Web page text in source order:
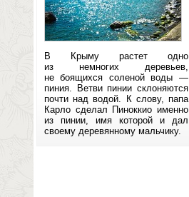
В Крыму растет одно
из немногих деревьев,
не боящихся соленой воды —
пиния. Ветви пинии склоняются
почти над водой. К слову, папа
Карло сделал Пиноккио именно
из пинии, имя которой и дал
своему деревянному мальчику.